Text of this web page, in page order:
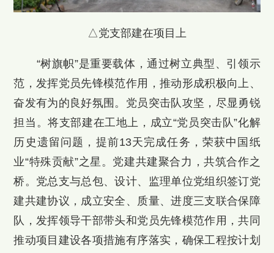
△党支部建在项目上
“树旗帜”是重要载体，通过树立典型、引领示
范，发挥党员先锋模范作用，推动形成积极向上、
奋发有为的良好氛围。党员突击队攻坚，尽显勇锐
担当。将支部建在工地上，成立“党员突击队”化解
历史遗留问题，提前13天完成任务，荣获中国纸
业“特殊贡献”之星。党建共建聚合力，共筑合作之
桥。党总支与总包、设计、监理单位党组织签订党
建共建协议，成立安全、质量、进度三支联合保障
队，发挥领导干部带头和党员先锋模范作用，共同
推动项目建设各项措施有序落实，确保工程按计划